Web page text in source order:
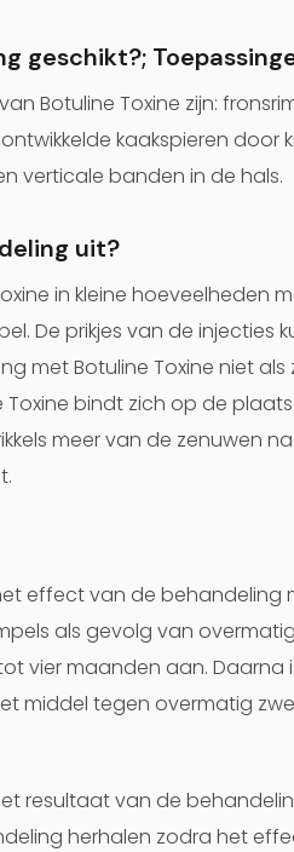
geschikt?;
Botuline Toxine zijn:
kaakspieren door
verticale banden in de hals.
uit?
in kleine hoeveelheden
De prikjes van de injecties
met Botuline Toxine niet als
bindt zich op de
meer van de zenuwen
effect van de behandeling
als gevolg van
vier maanden aan. Daarna
middel tegen overmatig
resultaat van de
herhalen zodra het